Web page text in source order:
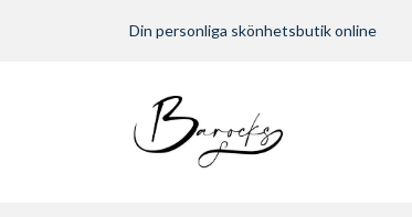
Din personliga skönhetsbutik online